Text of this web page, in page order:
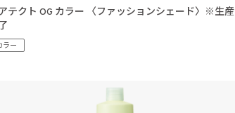
テクト OG カラー 〈ファッションシェード〉※生産
ラー